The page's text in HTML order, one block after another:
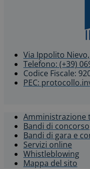
Via Ippolito
Telefono: (+39)
Codice Fiscale:
PEC:
Amministrazione
Bandi di concorso
Bandi di gara e
Servizi online
Whistleblowing​
Mappa del sito